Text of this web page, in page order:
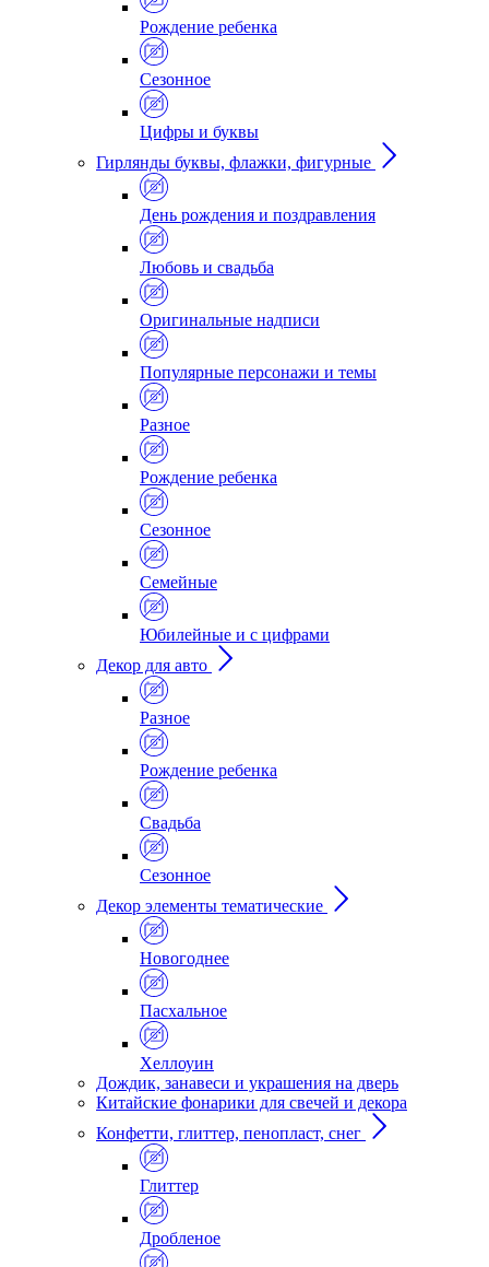
Рождение ребенка
Сезонное
Цифры и буквы
Гирлянды буквы, флажки, фигурные
День рождения и поздравления
Любовь и свадьба
Оригинальные надписи
Популярные персонажи и темы
Разное
Рождение ребенка
Сезонное
Семейные
Юбилейные и с цифрами
Декор для авто
Разное
Рождение ребенка
Свадьба
Сезонное
Декор элементы тематические
Новогоднее
Пасхальное
Хеллоуин
Дождик, занавеси и украшения на дверь
Китайские фонарики для свечей и декора
Конфетти, глиттер, пенопласт, снег
Глиттер
Дробленое